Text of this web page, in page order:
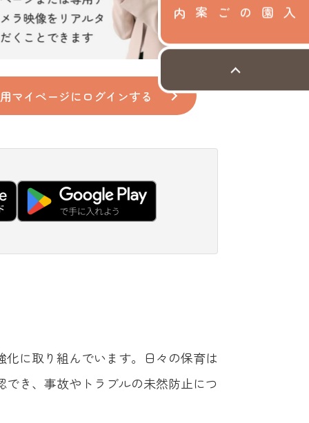
入園のご案内
マイページに ログインする
に取り組んでいます。日々の保育は
き、事故やトラブルの未然防止につ